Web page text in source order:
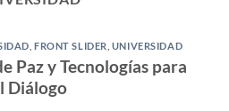
,FRONT SLIDER UNIVERSIDAD
Paz y Tecnologías para
Diálogo